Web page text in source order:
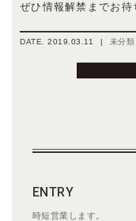
ぜひ情報解禁までお待
DATE.2019.03.11 | 未分類
ENTRY
時短営業します。